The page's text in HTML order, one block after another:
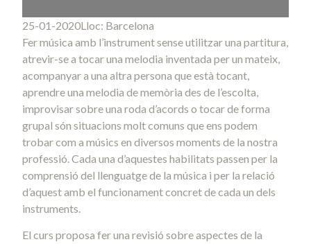
25-01-2020Lloc: Barcelona
Fer música amb l’instrument sense utilitzar una partitura,
atrevir-se a tocar una melodia inventada per un mateix,
acompanyar a una altra persona que està tocant,
aprendre una melodia de memòria des de l’escolta,
improvisar sobre una roda d’acords o tocar de forma
grupal són situacions molt comuns que ens podem
trobar com a músics en diversos moments de la nostra
professió. Cada una d’aquestes habilitats passen per la
comprensió del llenguatge de la música i per la relació
d’aquest amb el funcionament concret de cada un dels
instruments.
El curs proposa fer una revisió sobre aspectes de la